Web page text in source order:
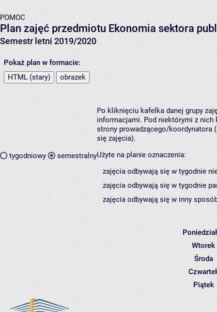
POMOC
Plan zajęć przedmiotu Ekonomia sektora
Semestr letni 2019/2020
Pokaż plan w formacie:
HTML (stary)
obrazek
tygodniowy semestralny
Po kliknięciu kafelka danej grupy
informacjami. Pod niektórymi z nich
strony prowadzącego/koordynatora
się zajęcia).
Użyte na planie oznaczenia:
zajęcia odbywają się w tygodnie
zajęcia odbywają się w tygodnie
zajęcia odbywają się w inny
Wtorek
Środa
Piątek